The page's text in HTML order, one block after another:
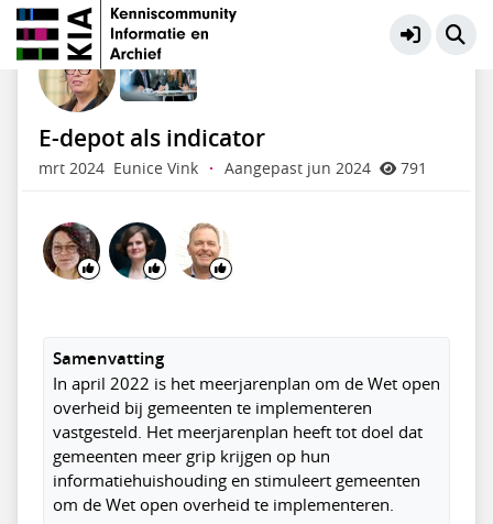
KIA Community Meer
E-depot als indicator
mrt 2024 Eunice Vink · Aangepast jun 2024 791
Samenvatting
In april 2022 is het meerjarenplan om de Wet open
overheid bij gemeenten te implementeren
vastgesteld. Het meerjarenplan heeft tot doel dat
gemeenten meer grip krijgen op hun
informatiehuishouding en stimuleert gemeenten
om de Wet open overheid te implementeren.